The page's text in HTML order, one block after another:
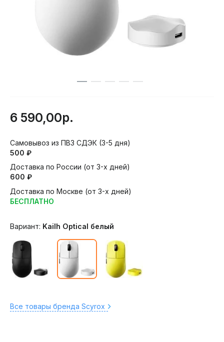
6 590,00р.
Самовывоз из ПВЗ СДЭК (3-5 дня)
500 ₽
Доставка по России (от 3-х дней)
600 ₽
Доставка по Москве (от 3-х дней)
БЕСПЛАТНО
Вариант: Kailh Optical белый
Все товары бренда Scyrox